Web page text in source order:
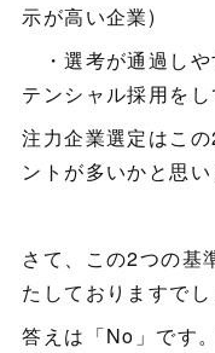
示が高い企業)
・選考が通過しや
テンシャル採用を
注力企業選定はこ
ントが多いかと思い
さて、この2つの基
たしておりますでし
答えは「No」です